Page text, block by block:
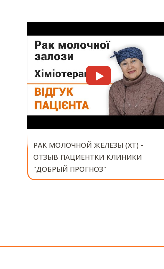
РАК МОЛОЧНОЙ ЖЕЛЕЗЫ (ХТ) -
ОТЗЫВ ПАЦИЕНТКИ КЛИНИКИ
"ДОБРЫЙ ПРОГНОЗ"